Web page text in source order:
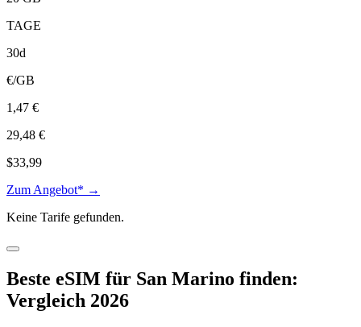
TAGE
30d
€/GB
1,47 €
29,48 €
$33,99
Zum Angebot* →
Keine Tarife gefunden.
Beste eSIM für San Marino finden:
Vergleich 2026